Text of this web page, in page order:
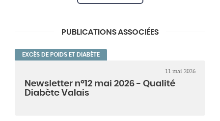
PUBLICATIONS ASSOCIÉES
EXCÈS DE POIDS ET DIABÈTE
11 mai 2026
Newsletter n°12 mai 2026 - Qualité
Diabète Valais